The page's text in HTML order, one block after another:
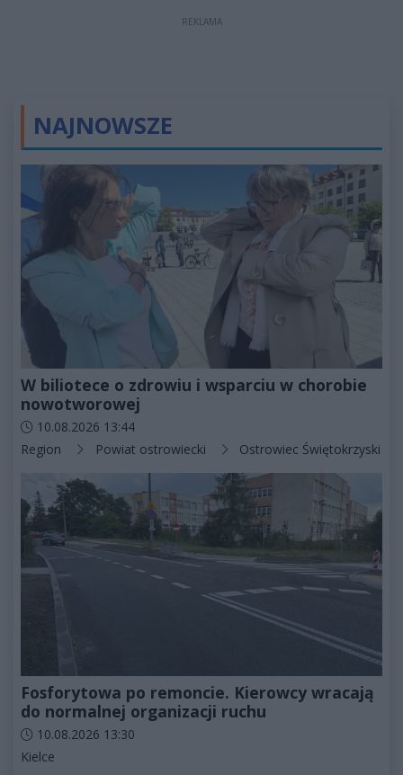
REKLAMA
NAJNOWSZE
W biliotece o zdrowiu i wsparciu w chorobie
nowotworowej
Data dodania artykułu:
10.08.2026 13:44
Kategorie artykułu:
Region Powiat ostrowiecki Ostrowiec Świętokrzyski
Fosforytowa po remoncie. Kierowcy wracają
do normalnej organizacji ruchu
Data dodania artykułu:
10.08.2026 13:30
Kategorie artykułu:
Kielce